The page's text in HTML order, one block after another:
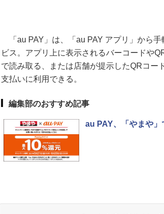
「au PAY」は、「au PAY アプリ」から
ビス。アプリ上に表示されるバーコードや
で読み取る、または店舗が提示したQRコー
支払いに利用できる。
編集部のおすすめ記事
au PAY、「やまや